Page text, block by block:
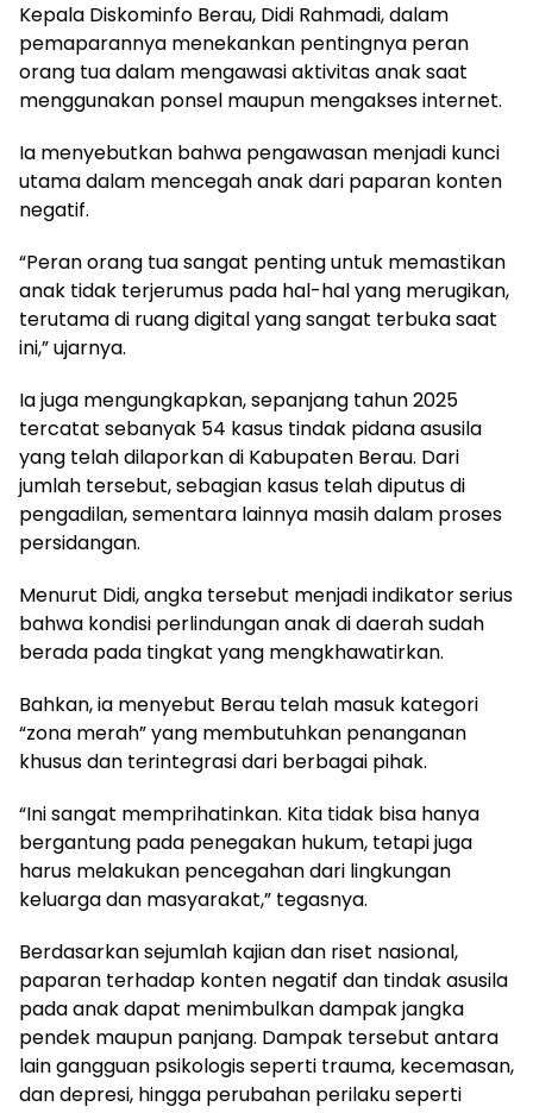
Kepala Diskominfo Berau, Didi Rahmadi, dalam
pemaparannya menekankan pentingnya peran
orang tua dalam mengawasi aktivitas anak saat
menggunakan ponsel maupun mengakses internet.
Ia menyebutkan bahwa pengawasan menjadi kunci
utama dalam mencegah anak dari paparan konten
negatif.
“Peran orang tua sangat penting untuk memastikan
anak tidak terjerumus pada hal-hal yang merugikan,
terutama di ruang digital yang sangat terbuka saat
ini,” ujarnya.
Ia juga mengungkapkan, sepanjang tahun 2025
tercatat sebanyak 54 kasus tindak pidana asusila
yang telah dilaporkan di Kabupaten Berau. Dari
jumlah tersebut, sebagian kasus telah diputus di
pengadilan, sementara lainnya masih dalam proses
persidangan.
Menurut Didi, angka tersebut menjadi indikator serius
bahwa kondisi perlindungan anak di daerah sudah
berada pada tingkat yang mengkhawatirkan.
Bahkan, ia menyebut Berau telah masuk kategori
“zona merah” yang membutuhkan penanganan
khusus dan terintegrasi dari berbagai pihak.
“Ini sangat memprihatinkan. Kita tidak bisa hanya
bergantung pada penegakan hukum, tetapi juga
harus melakukan pencegahan dari lingkungan
keluarga dan masyarakat,” tegasnya.
Berdasarkan sejumlah kajian dan riset nasional,
paparan terhadap konten negatif dan tindak asusila
pada anak dapat menimbulkan dampak jangka
pendek maupun panjang. Dampak tersebut antara
lain gangguan psikologis seperti trauma, kecemasan,
dan depresi, hingga perubahan perilaku seperti